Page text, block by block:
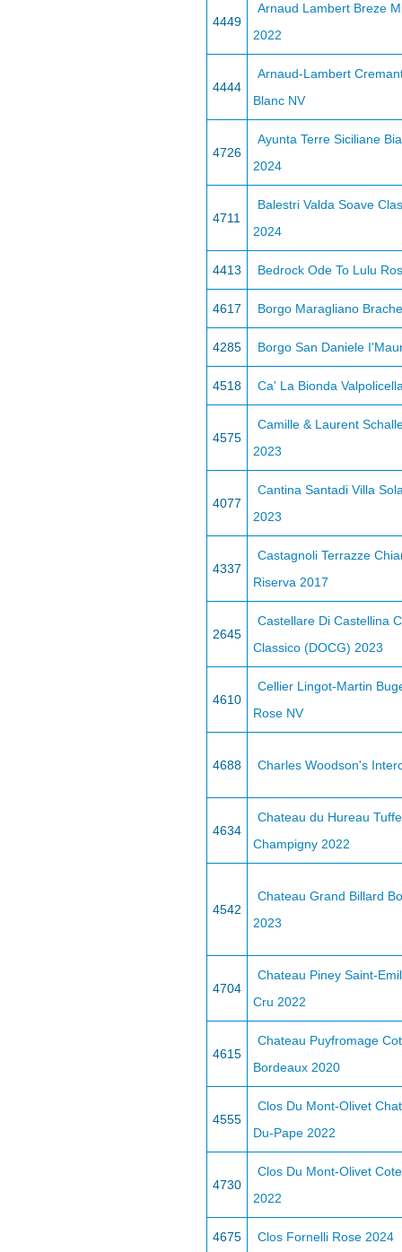
4449
Arnaud Lambert Breze
2022
4444
Arnaud-Lambert
Blanc NV
4726
Ayunta Terre Siciliane
2024
4711
Balestri Valda Soave
2024
4413 Bedrock Ode To Lulu
4617 Borgo Maragliano
4285 Borgo San Daniele
4518 Ca' La Bionda
4575
Camille & Laurent
2023
4077
Cantina Santadi Villa
2023
4337
Castagnoli Terrazze
Riserva 2017
2645
Castellare Di Castellina
Classico (DOCG) 2023
4610
Cellier Lingot-Martin
Rose NV
4688 Charles Woodson's
4634
Chateau du Hureau
Champigny 2022
4542
Chateau Grand Billard
2023
4704
Chateau Piney Saint-
Cru 2022
4615
Chateau Puyfromage
Bordeaux 2020
4555
Clos Du Mont-Olivet
Du-Pape 2022
4730
Clos Du Mont-Olivet
2022
4675 Clos Fornelli Rose 2024